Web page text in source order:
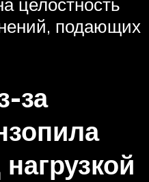
подающих
за